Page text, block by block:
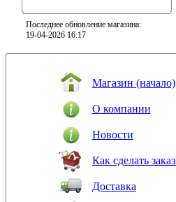
Последнее обновление магазина:
19-04-2026 16:17
Магазин (начало)
О компании
Новости
Как сделать
Доставка